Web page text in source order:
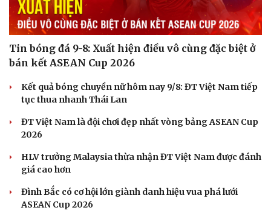
Tin bóng đá 9-8: Xuất hiện điều vô cùng đặc biệt ở
bán kết ASEAN Cup 2026
Kết quả bóng chuyền nữ hôm nay 9/8: ĐT Việt Nam tiếp
tục thua nhanh Thái Lan
ĐT Việt Nam là đội chơi đẹp nhất vòng bảng ASEAN Cup
2026
HLV trưởng Malaysia thừa nhận ĐT Việt Nam được đánh
giá cao hơn
Đình Bắc có cơ hội lớn giành danh hiệu vua phá lưới
ASEAN Cup 2026